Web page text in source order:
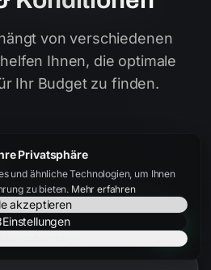
Privatsphäre
und ähnliche Technologien, um Ihnen
zu bieten. Mehr erfahren
akzeptieren
Einstellungen
von verschiedenen
Ihnen, die optimale
Ihr Budget zu finden.
desto niedriger die
die besten Angebote.